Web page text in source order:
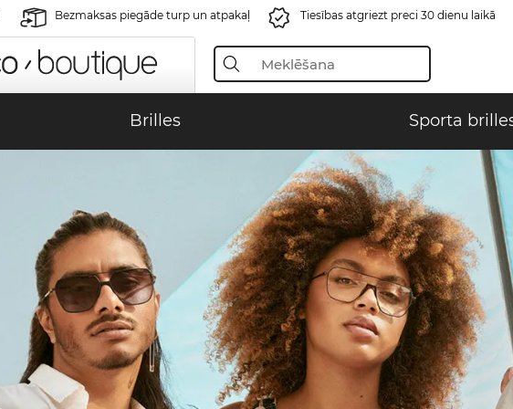
Bezmaksas piegāde turp un atpakaļ Tiesības atgriezt preci 30 dienu laikā
Brilles Sporta